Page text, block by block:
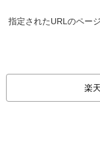
指定されたURLのペー
楽